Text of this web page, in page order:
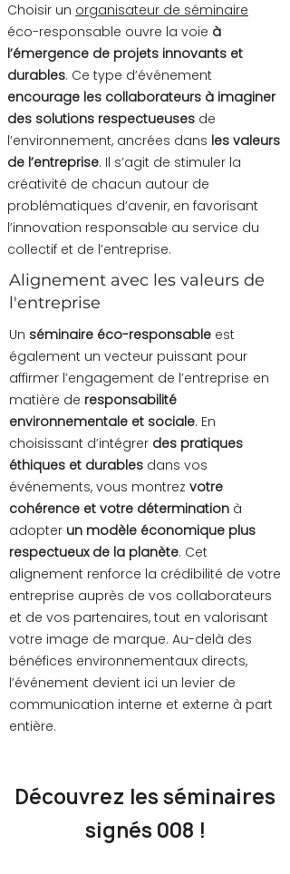
Choisir un organisateur de séminaire
éco-responsable ouvre la voie à
l’émergence de projets innovants et
durables. Ce type d’événement
encourage les collaborateurs à imaginer
des solutions respectueuses de
l’environnement, ancrées dans les valeurs
de l’entreprise. Il s’agit de stimuler la
créativité de chacun autour de
problématiques d’avenir, en favorisant
l’innovation responsable au service du
collectif et de l’entreprise.
Alignement avec les valeurs de
l'entreprise
Un séminaire éco-responsable est
également un vecteur puissant pour
affirmer l’engagement de l’entreprise en
matière de responsabilité
environnementale et sociale. En
choisissant d’intégrer des pratiques
éthiques et durables dans vos
événements, vous montrez votre
cohérence et votre détermination à
adopter un modèle économique plus
respectueux de la planète. Cet
alignement renforce la crédibilité de votre
entreprise auprès de vos collaborateurs
et de vos partenaires, tout en valorisant
votre image de marque. Au-delà des
bénéfices environnementaux directs,
l’événement devient ici un levier de
communication interne et externe à part
entière.
Découvrez les séminaires
signés 008 !